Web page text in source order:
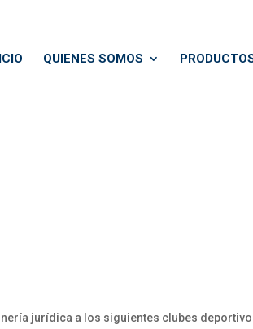
QUIENES SOMOS
jurídica a los siguientes clubes